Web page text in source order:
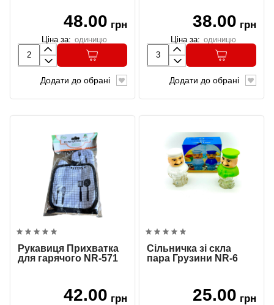
48.00 грн
Ціна за: одиницю
Додати до обрані
38.00 грн
Ціна за: одиницю
Додати до обрані
Рукавиця Прихватка
для гарячого NR-571
42.00 грн
Сільничка зі скла
пара Грузини NR-6
25.00 грн